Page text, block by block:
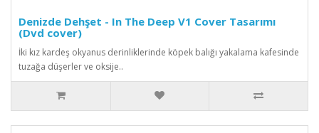
Denizde Dehşet - In The Deep V1 Cover Tasarımı
(Dvd cover)
İki kız kardeş okyanus derinliklerinde köpek balığı yakalama kafesinde
tuzağa düşerler ve oksije..